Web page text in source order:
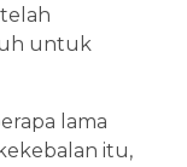
untuk
lama
itu,